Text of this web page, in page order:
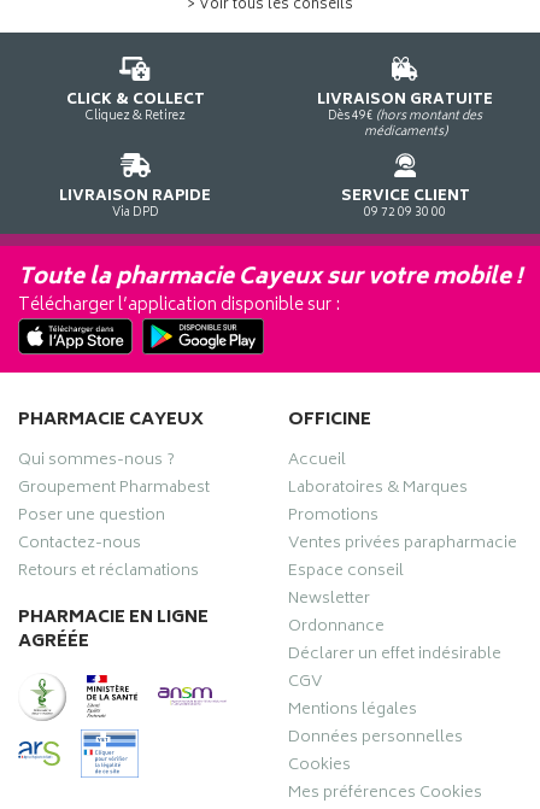
> Voir tous les conseils
CLICK & COLLECT
Cliquez & Retirez
LIVRAISON GRATUITE
Dès 49€ (hors montant des
médicaments)
LIVRAISON RAPIDE
Via DPD
SERVICE CLIENT
09 72 09 30 00
Toute la pharmacie Cayeux sur votre mobile !
Télécharger l’application disponible sur :
PHARMACIE CAYEUX
Qui sommes-nous ?
Groupement Pharmabest
Poser une question
Contactez-nous
Retours et réclamations
PHARMACIE EN LIGNE
AGRÉÉE
OFFICINE
Accueil
Laboratoires & Marques
Promotions
Ventes privées parapharmacie
Espace conseil
Newsletter
Ordonnance
Déclarer un effet indésirable
CGV
Mentions légales
Données personnelles
Cookies
Mes préférences Cookies